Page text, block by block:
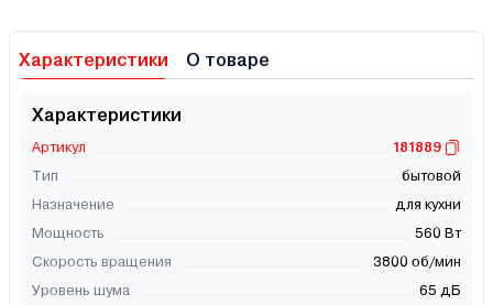
Характеристики О товаре
Характеристики
Артикул
181889
Тип
бытовой
Назначение
для кухни
Мощность
560 Вт
Скорость вращения
3800 об/мин
Уровень шума
65 дБ